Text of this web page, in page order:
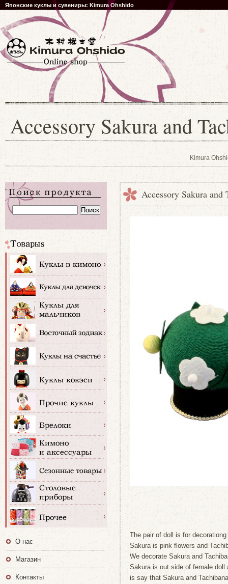
Японские куклы и сувениры: Kimura Ohshido
Accessory Sakura and
Kimura
Accessory Sakura and
The pair of doll is for
Sakura is pink flowers and
We decorate Sakura and
Sakura is out side of female
is say that Sakura and
О нас
Магазин
Контакты